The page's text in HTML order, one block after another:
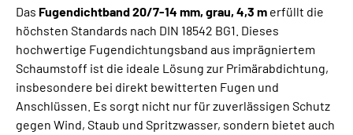
Das Fugendichtband 20/7-14 mm, grau, 4,3 m erfüllt die
höchsten Standards nach DIN 18542 BG1. Dieses
hochwertige Fugendichtungsband aus imprägniertem
Schaumstoff ist die ideale Lösung zur Primärabdichtung,
insbesondere bei direkt bewitterten Fugen und
Anschlüssen. Es sorgt nicht nur für zuverlässigen Schutz
gegen Wind, Staub und Spritzwasser, sondern bietet auch